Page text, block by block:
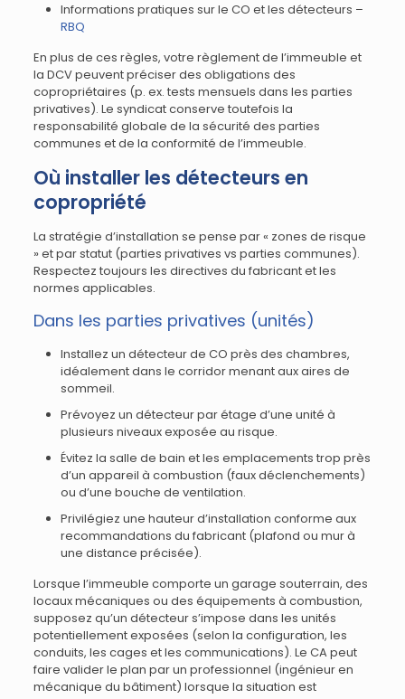
Informations pratiques sur le CO et les détecteurs –
RBQ
En plus de ces règles, votre règlement de l’immeuble et
la DCV peuvent préciser des obligations des
copropriétaires (p. ex. tests mensuels dans les parties
privatives). Le syndicat conserve toutefois la
responsabilité globale de la sécurité des parties
communes et de la conformité de l’immeuble.
Où installer les détecteurs en
copropriété
La stratégie d’installation se pense par « zones de risque
» et par statut (parties privatives vs parties communes).
Respectez toujours les directives du fabricant et les
normes applicables.
Dans les parties privatives (unités)
Installez un détecteur de CO près des chambres,
idéalement dans le corridor menant aux aires de
sommeil.
Prévoyez un détecteur par étage d’une unité à
plusieurs niveaux exposée au risque.
Évitez la salle de bain et les emplacements trop près
d’un appareil à combustion (faux déclenchements)
ou d’une bouche de ventilation.
Privilégiez une hauteur d’installation conforme aux
recommandations du fabricant (plafond ou mur à
une distance précisée).
Lorsque l’immeuble comporte un garage souterrain, des
locaux mécaniques ou des équipements à combustion,
supposez qu’un détecteur s’impose dans les unités
potentiellement exposées (selon la configuration, les
conduits, les cages et les communications). Le CA peut
faire valider le plan par un professionnel (ingénieur en
mécanique du bâtiment) lorsque la situation est